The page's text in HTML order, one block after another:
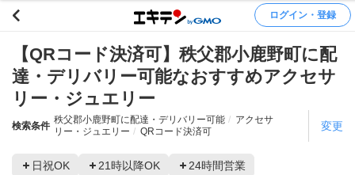
ログイン・登録
【QRコード決済可】秩父郡小鹿野町に配
達・デリバリー可能なおすすめアクセサ
リー・ジュエリー
検索条件
秩父郡小鹿野町に配達・デリバリー可能
アクセサ
リー・ジュエリー
QRコード決済可 変更
日祝OK 21時以降OK 24時間営業